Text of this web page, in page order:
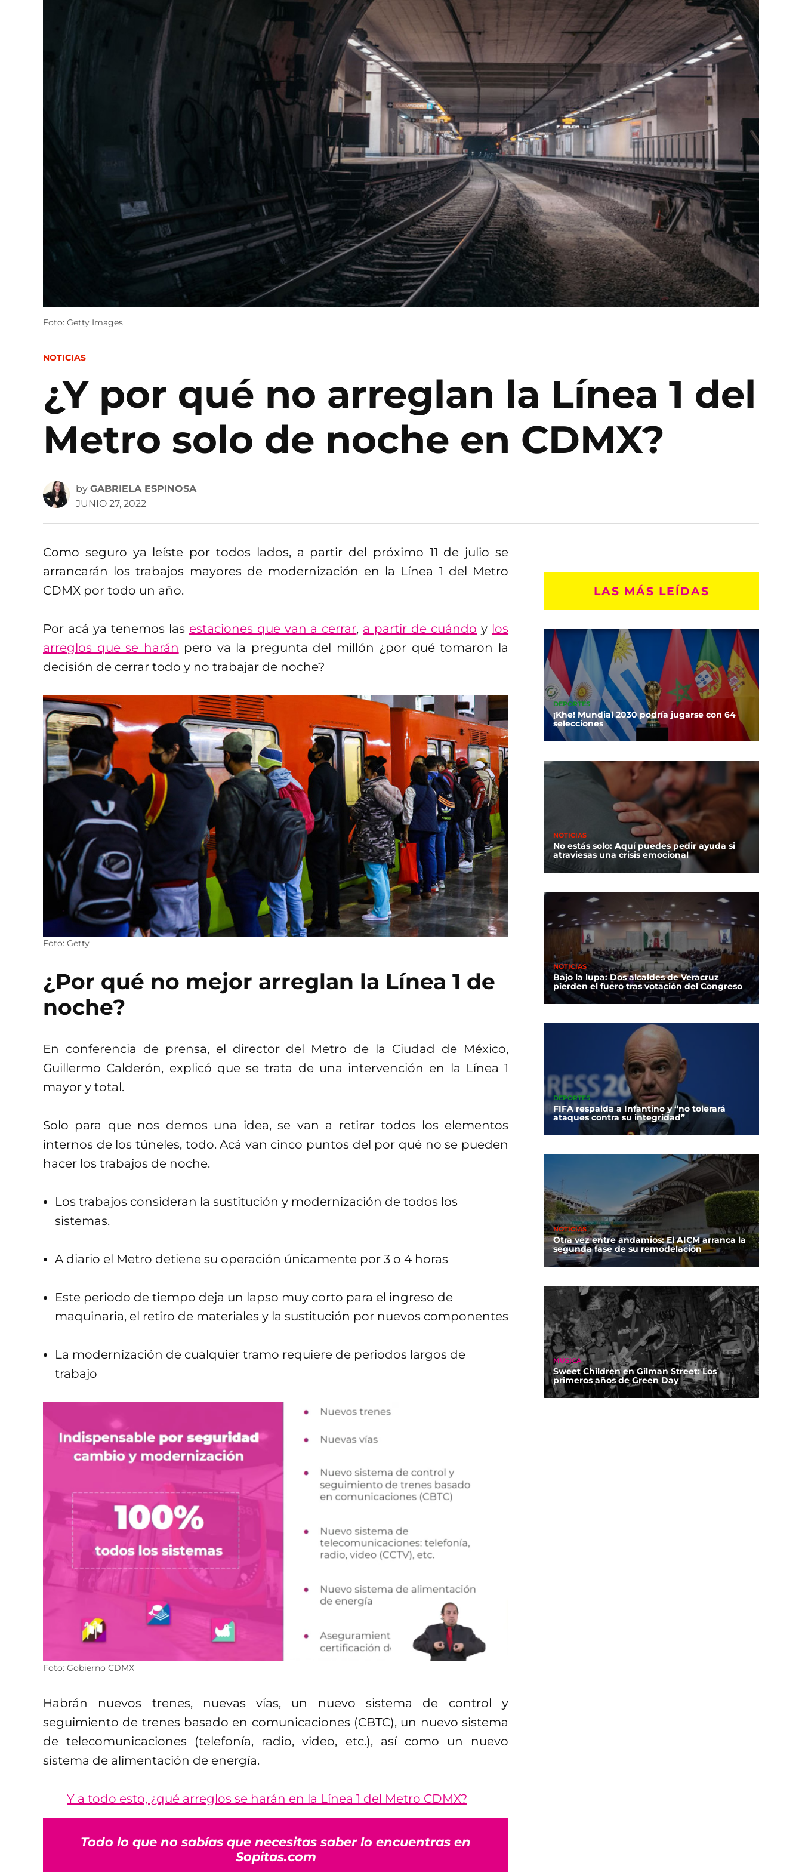
Foto: Getty Images
POSTED
NOTICIAS
¿Y por qué no arreglan la Línea 1 del
Metro solo de noche en CDMX?
by GABRIELA ESPINOSA
JUNIO 27, 2022
Como seguro ya leíste por todos lados, a partir del próximo 11 de julio se
arrancarán los trabajos mayores de modernización en la Línea 1 del Metro
CDMX por todo un año.
Por acá ya tenemos las estaciones que van a cerrar, a partir de cuándo y los
arreglos que se harán pero va la pregunta del millón ¿por qué tomaron la
decisión de cerrar todo y no trabajar de noche?
Foto: Getty
¿Por qué no mejor arreglan la Línea 1 de
noche?
En conferencia de prensa, el director del Metro de la Ciudad de México,
Guillermo Calderón, explicó que se trata de una intervención en la Línea 1
mayor y total.
Solo para que nos demos una idea, se van a retirar todos los elementos
internos de los túneles, todo. Acá van cinco puntos del por qué no se pueden
hacer los trabajos de noche.
Los trabajos consideran la sustitución y modernización de todos los
sistemas.
A diario el Metro detiene su operación únicamente por 3 o 4 horas
Este periodo de tiempo deja un lapso muy corto para el ingreso de
maquinaria, el retiro de materiales y la sustitución por nuevos componentes
La modernización de cualquier tramo requiere de periodos largos de
trabajo
Foto: Gobierno CDMX
Habrán nuevos trenes, nuevas vías, un nuevo sistema de control y
seguimiento de trenes basado en comunicaciones (CBTC), un nuevo sistema
de telecomunicaciones (telefonía, radio, video, etc.), así como un nuevo
sistema de alimentación de energía.
Y a todo esto, ¿qué arreglos se harán en la Línea 1 del Metro CDMX?
Todo lo que no sabías que necesitas saber lo encuentras en
Sopitas.com
LAS MÁS LEÍDAS
DEPORTES
¡Khe! Mundial 2030 podría jugarse con 64
selecciones
NOTICIAS
No estás solo: Aquí puedes pedir ayuda si
atraviesas una crisis emocional
NOTICIAS
Bajo la lupa: Dos alcaldes de Veracruz
pierden el fuero tras votación del Congreso
DEPORTES
FIFA respalda a Infantino y “no tolerará
ataques contra su integridad”
NOTICIAS
Otra vez entre andamios: El AICM arranca la
segunda fase de su remodelación
MÚSICA
Sweet Children en Gilman Street: Los
primeros años de Green Day